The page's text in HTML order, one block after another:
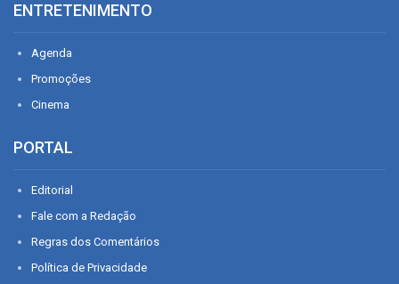
ENTRETENIMENTO
Agenda
Promoções
Cinema
PORTAL
Editorial
Fale com a Redação
Regras dos Comentários
Política de Privacidade